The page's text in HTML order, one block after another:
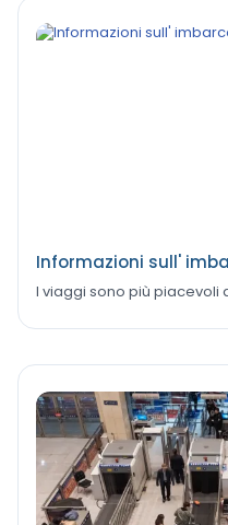
Informazioni sull'
I viaggi sono più